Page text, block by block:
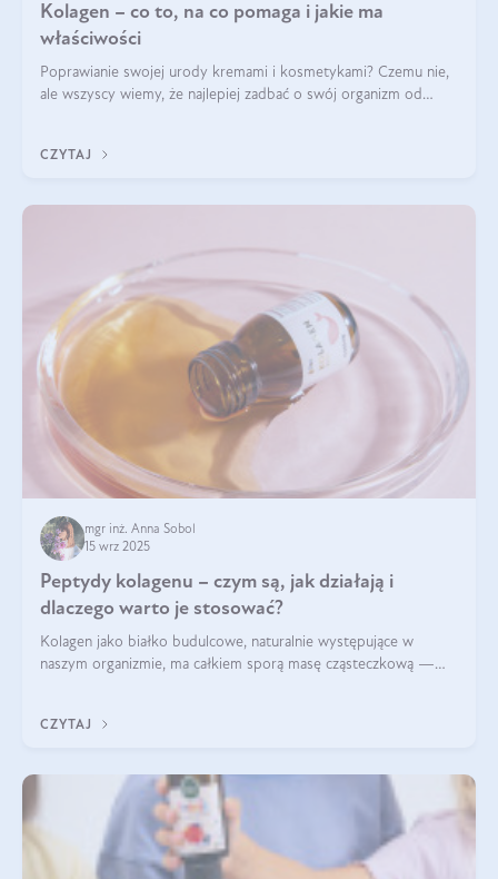
Kolagen – co to, na co pomaga i jakie ma
właściwości
Poprawianie swojej urody kremami i kosmetykami? Czemu nie,
ale wszyscy wiemy, że najlepiej zadbać o swój organizm od
wysokiej jakości suplem
CZYTAJ
mgr inż. Anna Sobol
15 wrz 2025
Peptydy kolagenu – czym są, jak działają i
dlaczego warto je stosować?
Kolagen jako białko budulcowe, naturalnie występujące w
naszym organizmie, ma całkiem sporą masę cząsteczkową —
bardziej biodostępny
CZYTAJ